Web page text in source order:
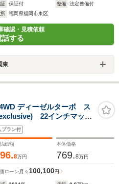
保証付 整備
法定整備付
所
福岡県福岡市東区
確認・見積依頼
話する
東
ディーゼルターボ ス
22インチマット
ザー オールホイールス
グドア HDマトリクス
ッケージ
プラン付
総額
8万円
本体価格
769.8万円
ローン 月々100,100円